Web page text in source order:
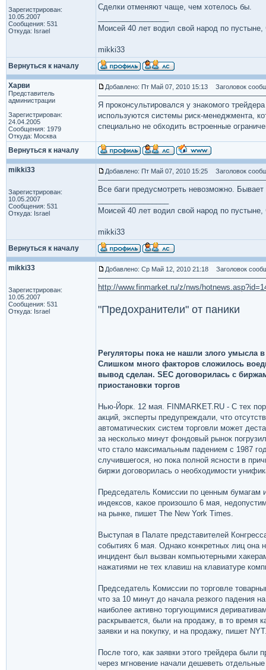
Зарегистрирован:
10.05.2007
Сообщения: 531
Откуда: Israel
Сделки отменяют чаще, чем хотелось бы.
Моисей 40 лет водил свой народ по
mikki33
Вернуться к началу
Харви
Представитель
администрации
Зарегистрирован:
24.04.2005
Сообщения: 1979
Откуда: Москва
Добавлено: Пт Май 07, 2010 15:13 Заголовок
Я проконсультировался у знакомого
используются системы риск-менеджмента,
специально не обходить встроенные
Вернуться к началу
mikki33
Зарегистрирован:
10.05.2007
Сообщения: 531
Откуда: Israel
Добавлено: Пт Май 07, 2010 15:25 Заголовок
Все баги предусмотреть невозможно. Бывает
Моисей 40 лет водил свой народ по
mikki33
Вернуться к началу
mikki33
Зарегистрирован:
10.05.2007
Сообщения: 531
Откуда: Israel
Добавлено: Ср Май 12, 2010 21:18 Заголовок
http://www.finmarket.ru/z/nws/
"Предохранители" от паники
Регуляторы пока не нашли злого умысла
Слишком много факторов сложилось
вывод сделан. SEC договорилась с
приостановки торгов
Нью-Йорк. 12 мая. FINMARKET.RU - С тех
акций, эксперты предупреждали, что
автоматических систем торговли может
за несколько минут фондовый рынок
что стало максимальным падением с 1987
случившегося, но пока полной ясности в
биржи договорилась о необходимости
Председатель Комиссии по ценным
индексов, какое произошло 6 мая,
на рынке, пишет The New York Times.
Выступая в Палате представителей
событиях 6 мая. Однако конкретных лиц она
инцидент был вызван компьютерными
нажатиями не тех клавиш на клавиатуре
Председатель Комиссии по торговле
что за 10 минут до начала резкого падения
наиболее активно торгующимися
раскрывается, были на продажу, в то время
заявки и на покупку, и на продажу, пишет
После того, как заявки этого трейдера
через мгновение начали дешеветь